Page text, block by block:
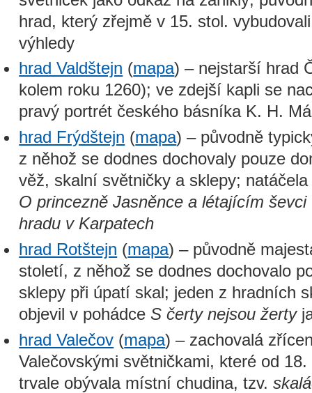
hrad, který zřejmě v 15. stol.
výhledy
hrad Valdštejn (mapa) – nejstarší hrad
kolem roku 1260); ve zdejší kapli se
pravý portrét českého básníka K. H.
hrad Frýdštejn (mapa) – původně
z něhož se dodnes dochovaly pouze
věž, skalní světničky a sklepy;
O princezně Jasněnce a létajícím ševci
hradu v Karpatech
hrad Rotštejn (mapa) – původně
století, z něhož se dodnes dochovalo
sklepy při úpatí skal; jeden z hradních
objevil v pohádceS čerty nejsou žerty
hrad Valečov (mapa) – zachovalá
Valečovskými světničkami, které od
trvale obývala místní chudina, tzv.